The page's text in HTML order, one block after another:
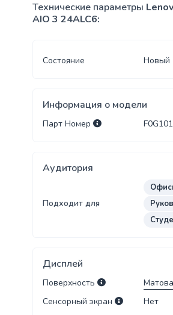
Технические параметры
AIO 3 24ALC6:
Состояние Новый
Информация о модели
Парт Номер
Аудитория
Подходит для
Дисплей
Поверхность
Сенсорный экран
Нет